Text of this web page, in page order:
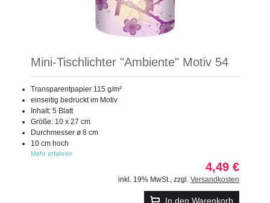
Mini-Tischlichter "Ambiente" Motiv 54
Transparentpapier 115 g/m²
einseitig bedruckt im Motiv
Inhalt: 5 Blatt
Größe: 10 x 27 cm
Durchmesser ø 8 cm
10 cm hoch
Mehr erfahren
4,49 €
inkl. 19% MwSt. zzgl. Versandkosten
In den Warenkorb